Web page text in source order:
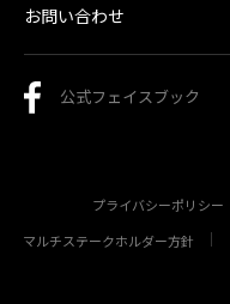
お問い合わせ
公式フェイスブック
プライバシーポリシー
マルチステークホルダー方針